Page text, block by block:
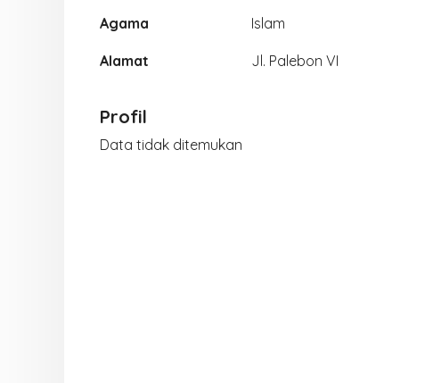
Agama Islam
Alamat Jl. Palebon VI
Profil
Data tidak ditemukan